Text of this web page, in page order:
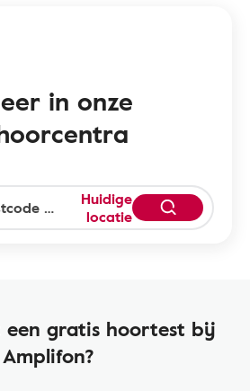
in onze
Huidige
locatie
een gratis hoortest bij
Amplifon?